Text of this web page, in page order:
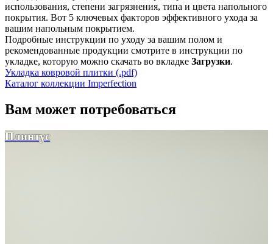
использования, степени загрязнения, типа и цвета напольного
покрытия. Вот 5 ключевых факторов эффективного ухода за
вашим напольным покрытием.
Подробные инструкции по уходу за вашим полом и
рекомендованные продукции смотрите в инструкции по
укладке, которую можно скачать во вкладке Загрузки.
Укладка ковровой плитки (.pdf)
Каталог коллекции Imperfection
Вам может потребоваться
Плинтус